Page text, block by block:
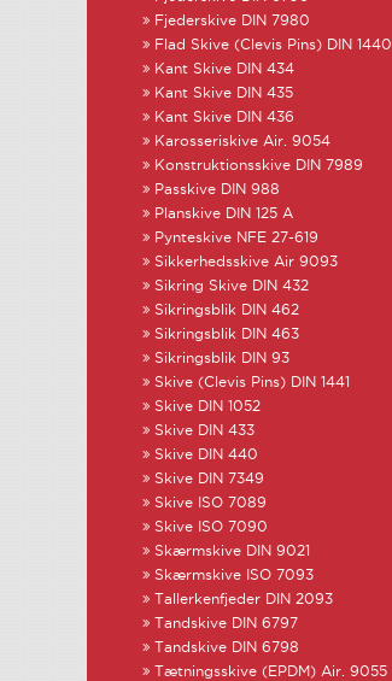
Fjederskive DIN 7980
Flad Skive (Clevis Pins) DIN 1440
Kant Skive DIN 434
Kant Skive DIN 435
Kant Skive DIN 436
Karosseriskive Air. 9054
Konstruktionsskive DIN 7989
Passkive DIN 988
Planskive DIN 125 A
Pynteskive NFE 27-619
Sikkerhedsskive Air 9093
Sikring Skive DIN 432
Sikringsblik DIN 462
Sikringsblik DIN 463
Sikringsblik DIN 93
Skive (Clevis Pins) DIN 1441
Skive DIN 1052
Skive DIN 433
Skive DIN 440
Skive DIN 7349
Skive ISO 7089
Skive ISO 7090
Skærmskive DIN 9021
Skærmskive ISO 7093
Tallerkenfjeder DIN 2093
Tandskive DIN 6797
Tandskive DIN 6798
Tætningsskive (EPDM) Air. 9055